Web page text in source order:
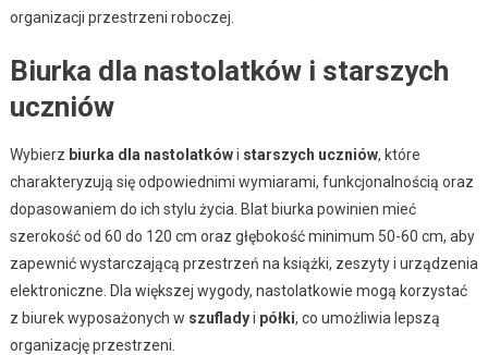
organizacji przestrzeni roboczej.
Biurka dla nastolatków i starszych
uczniów
Wybierz biurka dla nastolatkówi starszych uczniów, które
charakteryzują się odpowiednimi wymiarami, funkcjonalnością oraz
dopasowaniem do ich stylu życia. Blat biurka powinien mieć
szerokość od 60 do 120 cm oraz głębokość minimum 50-60 cm, aby
zapewnić wystarczającą przestrzeń na książki, zeszyty i urządzenia
elektroniczne. Dla większej wygody, nastolatkowie mogą korzystać
z biurek wyposażonych w szufladyi półki, co umożliwia lepszą
organizację przestrzeni.